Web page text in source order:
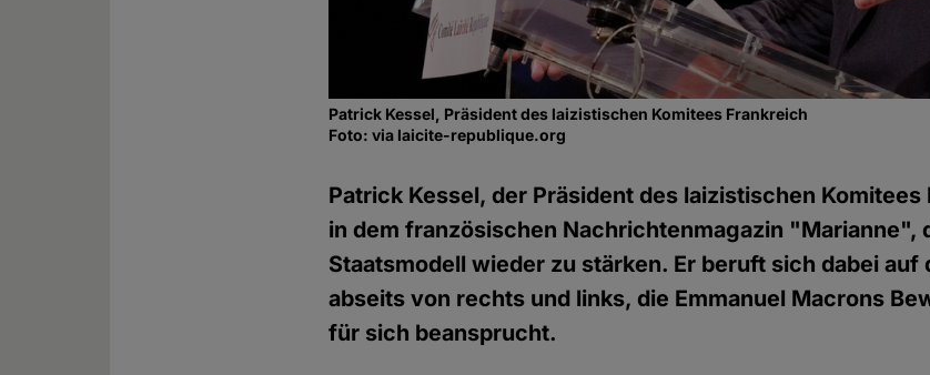
Patrick Kessel, Präsident des laizistischen Komitees Frankreich
Foto: via laicite-republique.org
Patrick Kessel, der Präsident des laizistischen
in dem französischen Nachrichtenmagazin "Marianne",
Staatsmodell wieder zu stärken. Er beruft sich dabei auf
abseits von rechts und links, die Emmanuel Macrons
für sich beansprucht.